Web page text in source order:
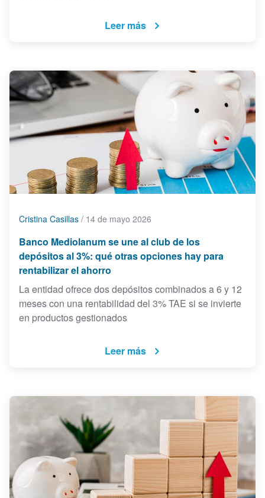
Leer más
Cristina Casillas / 14 de mayo 2026
Banco Mediolanum se une al club de los
depósitos al 3%: qué otras opciones hay para
rentabilizar el ahorro
La entidad ofrece dos depósitos combinados a 6 y 12
meses con una rentabilidad del 3% TAE si se invierte
en productos gestionados
Leer más